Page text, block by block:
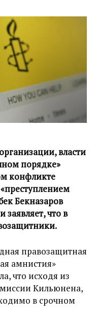
власти
порядке»
конфликте
Бекназаров
что в
правозащитная
амнистия»
что исходя из
Кильюнена,
в срочном